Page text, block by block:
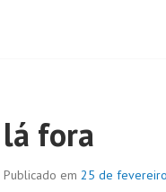
lá fora
Publicado em 25 de